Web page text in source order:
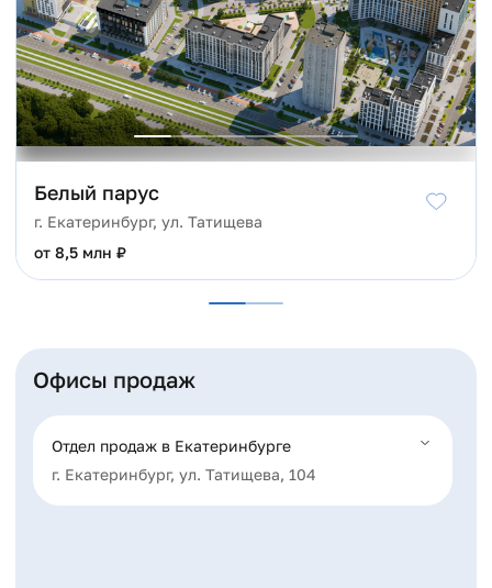
Белый парус
г. Екатеринбург, ул. Татищева
от 8,5 млн ₽
Офисы продаж
Отдел продаж в Екатеринбурге
г. Екатеринбург, ул. Татищева, 104